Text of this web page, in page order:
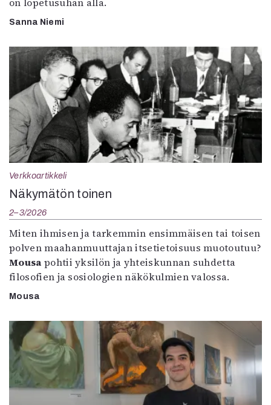
Sanna Niemi
Verkkoartikkeli
Näkymätön toinen
2–3/2026
Miten ihmisen ja tarkemmin ensimmäisen tai toisen
polven maahanmuuttajan itsetietoisuus muotoutuu?
Mousa pohtii yksilön ja yhteiskunnan suhdetta
filosofien ja sosiologien näkökulmien valossa.
Mousa